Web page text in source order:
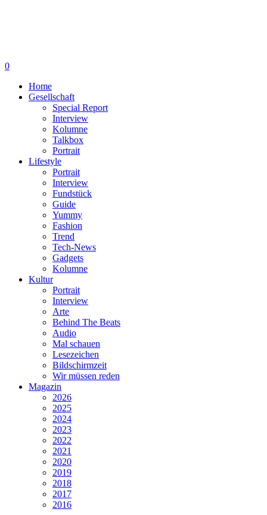
0
Home
Gesellschaft
Special Report
Interview
Kolumne
Talkbox
Portrait
Lifestyle
Portrait
Interview
Fundstück
Guide
Yummy
Fashion
Trend
Tech-News
Gadgets
Kolumne
Kultur
Portrait
Interview
Arte
Behind The Beats
Audio
Mal schauen
Lesezeichen
Bildschirmzeit
Wir müssen reden
Magazin
2026
2025
2024
2023
2022
2021
2020
2019
2018
2017
2016